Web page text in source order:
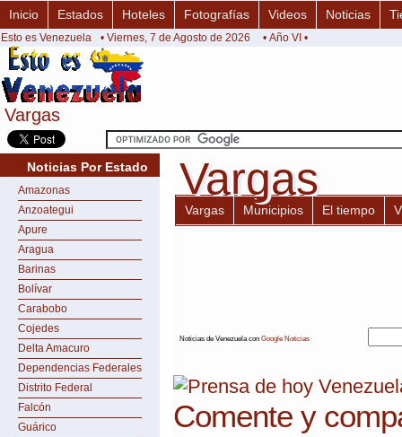
Vargas
Vargas
Inicio Estados Hoteles Fotografías Videos Noticias
Esto es Venezuela • Viernes, 7 de Agosto de 2026 • Año VI •
Noticias Por Estado
Amazonas
Anzoategui
Apure
Aragua
Barinas
Bolívar
Carabobo
Cojedes
Delta Amacuro
Dependencias Federales
Distrito Federal
Falcón
Guárico
Vargas
Vargas
Vargas Municipios El tiempo
Noticias de Venezuela con Google Noticias
Comente y